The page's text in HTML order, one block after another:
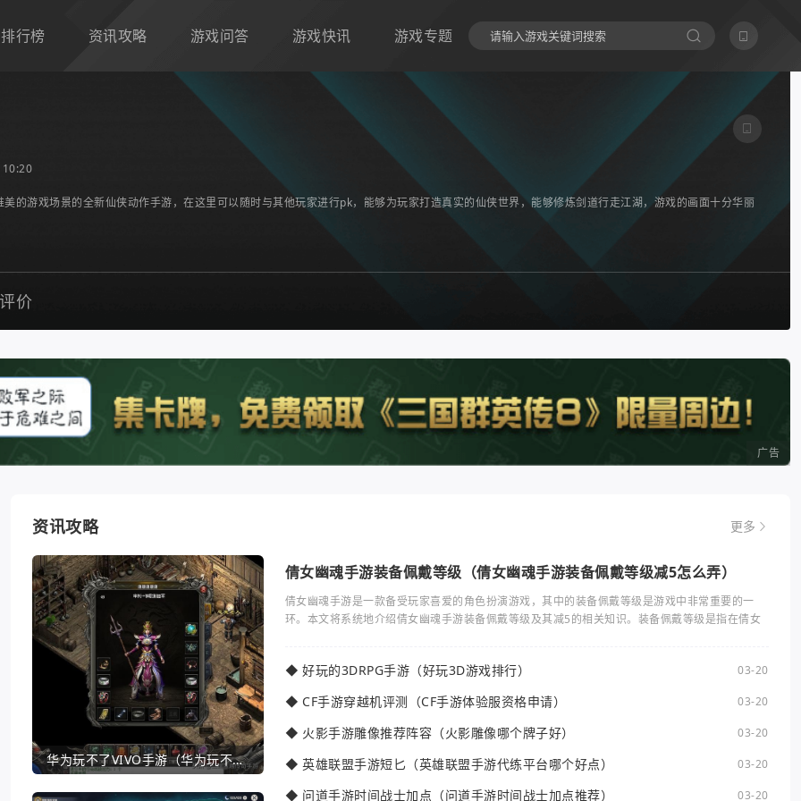
排行榜 资讯攻略 游戏问答 游戏快讯 游戏专题
10:20
的游戏场景的全新仙侠动作手游，在这里可以随时与其他玩家进行pk，能够为玩家打造真实的仙侠世界，能够修炼剑道行走江湖，游戏的画面十分华丽
价
广告
资讯攻略 更多
华为玩不了VIVO手游（华为玩不了VIVO手游怎么办）
倩女幽魂手游装备佩戴等级（倩女幽魂手游装备佩戴等级减5怎么弄）
倩女幽魂手游是一款备受玩家喜爱的角色扮演游戏，其中的装备佩戴等级是游戏中非常重要的一
环。本文将系统地介绍倩女幽魂手游装备佩戴等级及其减5的相关知识。装备佩戴等级是指在倩女
◆ 好玩的3DRPG手游（好玩3D游戏排行） 03-20
◆ CF手游穿越机评测（CF手游体验服资格申请） 03-20
◆ 火影手游雕像推荐阵容（火影雕像哪个牌子好） 03-20
◆ 英雄联盟手游短匕（英雄联盟手游代练平台哪个好点） 03-20
◆ 问道手游时间战士加点（问道手游时间战士加点推荐） 03-20